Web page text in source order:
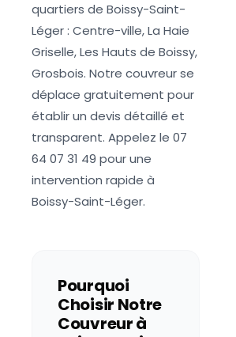
quartiers de Boissy-Saint-
Léger : Centre-ville, La Haie
Griselle, Les Hauts de Boissy,
Grosbois. Notre couvreur se
déplace gratuitement pour
établir un devis détaillé et
transparent. Appelez le 07
64 07 31 49 pour une
intervention rapide à
Boissy-Saint-Léger.
Pourquoi
Choisir Notre
Couvreur à